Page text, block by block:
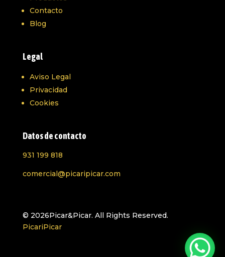
Contacto
Blog
Legal
Aviso Legal
Privacidad
Cookies
Datos de contacto
931 199 818
comercial@picaripicar.com
© 2026Picar&Picar. All Rights Reserved.
PicariPicar